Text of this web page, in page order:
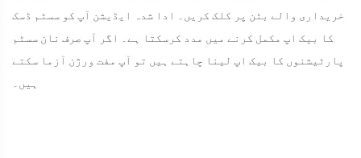
خریداری والے بٹن پر کلک کریں۔ ادا شدہ ایڈیشن آپ کو سسٹم ڈسک
کا بیک اپ مکمل کرنے میں مدد کرسکتا ہے۔ اگر آپ صرف نان سسٹم
پارٹیشنوں کا بیک اپ لینا چاہتے ہیں تو آپ مفت ورژن آزما سکتے
ہیں۔